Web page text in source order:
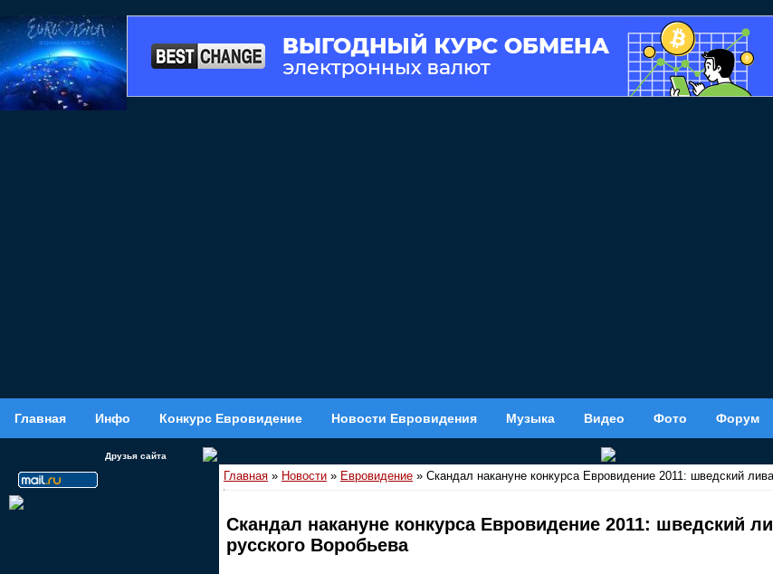
Главная Инфо Конкурс Евровидение Новости Евровидения Музыка Видео Фото Форум
Друзья сайта
Главная » Новости » Евровидение » Скандал накануне конкурса Евровидение 2011: шведский
Скандал накануне конкурса Евровидение 2011: шведский
русского Воробьева